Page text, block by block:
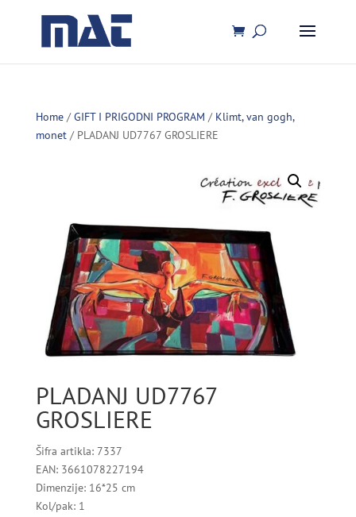
Home/GIFT I PRIGODNI PROGRAM / Klimt, van gogh,
monet/ PLADANJ UD7767 GROSLIERE
PLADANJ UD7767
GROSLIERE
Šifra artikla: 7337
EAN: 3661078227194
Dimenzije: 16*25 cm
Kol/pak: 1